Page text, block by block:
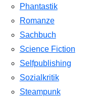
Phantastik
Romanze
Sachbuch
Science Fiction
Selfpublishing
Sozialkritik
Steampunk